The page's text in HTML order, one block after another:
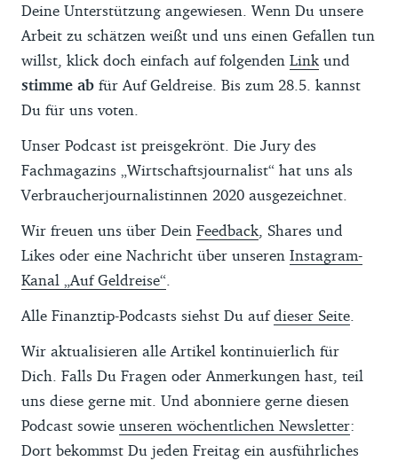
Deine Unterstützung angewiesen. Wenn Du unsere
Arbeit zu schätzen weißt und uns einen Gefallen tun
willst, klick doch einfach auf folgenden Link und
stimme ab für Auf Geldreise. Bis zum 28.5. kannst
Du für uns voten.
Unser Podcast ist preisgekrönt. Die Jury des
Fachmagazins „Wirtschaftsjournalist“ hat uns als
Verbraucherjournalistinnen 2020 ausgezeichnet.
Wir freuen uns über Dein Feedback , Shares und
Likes oder eine Nachricht über unseren Instagram-
Kanal „Auf Geldreise“
Alle Finanztip-Podcasts siehst Du aufdieser Seite
Wir aktualisieren alle Artikel kontinuierlich für
Dich. Falls Du Fragen oder Anmerkungen hast, teil
uns diese gerne mit. Und abonniere gerne diesen
Podcast sowie unseren wöchentlichen Newsletter:
Dort bekommst Du jeden Freitag ein ausführliches